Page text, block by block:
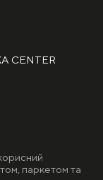
CENTER
паркетом та